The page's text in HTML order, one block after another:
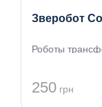
Зверобот
Роботы
250 грн